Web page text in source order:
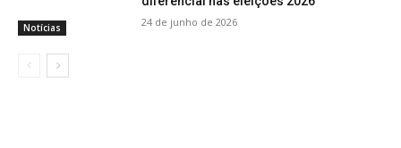
Notícias 24 de junho de 2026